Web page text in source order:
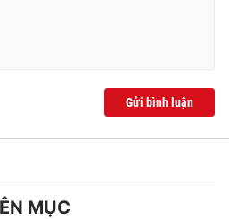
Gửi bình luận
MỤC